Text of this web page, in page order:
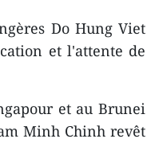
Do Hung Viet
et l'attente de
et au Brunei
Minh Chinh revêt